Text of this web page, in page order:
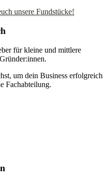
unsere Fundstücke!
für kleine und mittlere
um dein Business erfolgreich
Fachabteilung.